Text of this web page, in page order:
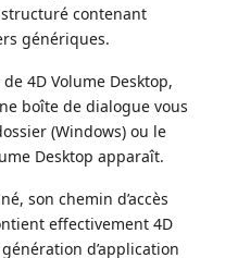
contenant
génériques.
4D Volume Desktop,
boîte de dialogue vous
(Windows) ou le
Desktop apparaît.
son chemin d’accès
effectivement 4D
d’application